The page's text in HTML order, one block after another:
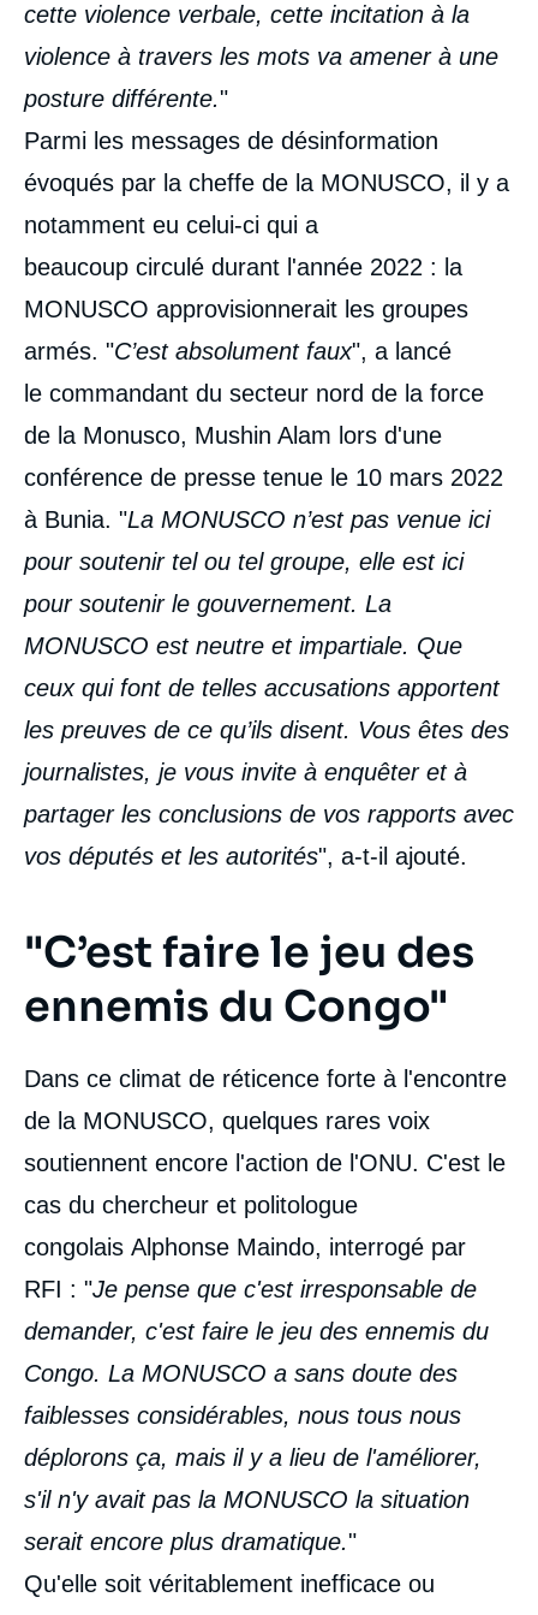
cette violence verbale, cette incitation à la
violence à travers les mots va amener à une
posture différente."
Parmi les messages de désinformation
évoqués par la cheffe de la MONUSCO, il y a
notamment eu celui-ci qui a
beaucoup circulé durant l'année 2022 : la
MONUSCO approvisionnerait les groupes
armés. "C’est absolument faux", a lancé
le commandant du secteur nord de la force
de la Monusco, Mushin Alam lors d'une
conférence de presse tenue le 10 mars 2022
à Bunia. "La MONUSCO n’est pas venue ici
pour soutenir tel ou tel groupe, elle est ici
pour soutenir le gouvernement. La
MONUSCO est neutre et impartiale. Que
ceux qui font de telles accusations apportent
les preuves de ce qu’ils disent. Vous êtes des
journalistes, je vous invite à enquêter et à
partager les conclusions de vos rapports avec
vos députés et les autorités", a-t-il ajouté.
"C’est faire le jeu des
ennemis du Congo"
Dans ce climat de réticence forte à l'encontre
de la MONUSCO, quelques rares voix
soutiennent encore l'action de l'ONU. C'est le
cas du chercheur et politologue
congolais Alphonse Maindo, interrogé par
RFI : "Je pense que c'est irresponsable de
demander, c'est faire le jeu des ennemis du
Congo. La MONUSCO a sans doute des
faiblesses considérables, nous tous nous
déplorons ça, mais il y a lieu de l'améliorer,
s'il n'y avait pas la MONUSCO la situation
serait encore plus dramatique."
Qu'elle soit véritablement inefficace ou